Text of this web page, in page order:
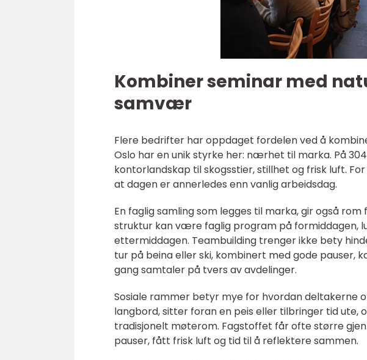
Kombiner seminar med
samvær
Flere bedrifter har oppdaget fordelen ved å
Oslo har en unik styrke her: nærhet til marka. På
kontorlandskap til skogsstier, stillhet og frisk luft.
at dagen er annerledes enn vanlig arbeidsdag.
En faglig samling som legges til marka, gir også
struktur kan være faglig program på formiddagen,
ettermiddagen. Teambuilding trenger ikke bety
tur på beina eller ski, kombinert med gode pauser,
gang samtaler på tvers av avdelinger.
Sosiale rammer betyr mye for hvordan deltakerne
langbord, sitter foran en peis eller tilbringer tid
tradisjonelt møterom. Fagstoffet får ofte større
pauser, fått frisk luft og tid til å reflektere sammen.